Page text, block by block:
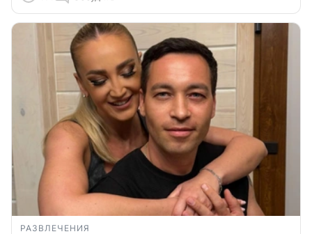
РАЗВЛЕЧЕНИЯ